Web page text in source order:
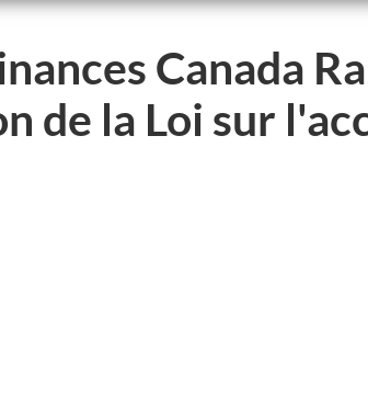
Canada
de la Loi sur